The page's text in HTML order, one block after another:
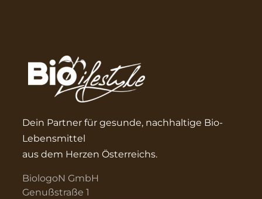
Dein Partner für gesunde, nachhaltige Bio-
Lebensmittel
aus dem Herzen Österreichs.
BiologoN GmbH
Genußstraße 1